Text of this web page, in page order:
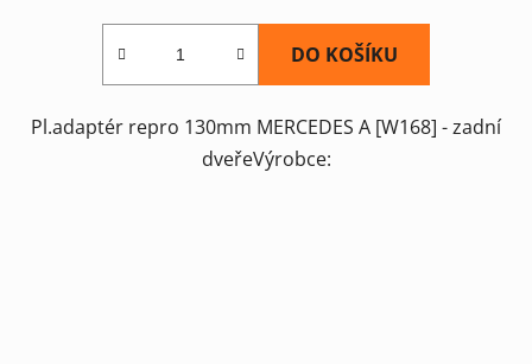
DO KOŠÍKU
Pl.adaptér repro 130mm MERCEDES A [W168] - zadní
dveřeVýrobce: